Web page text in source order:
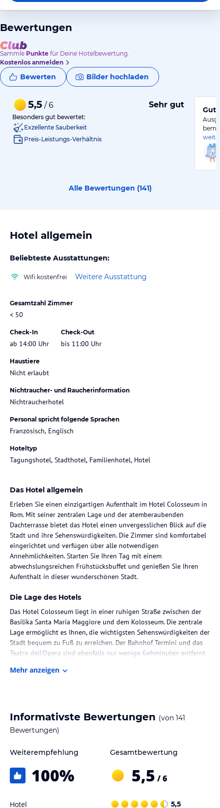
Bewertungen
Sammle Punkte für Deine Hotelbewertung.
Kostenlos anmelden
Bewerten Bilder hochladen
5,5 / 6 Sehr gut
Besonders gut bewertet:
Exzellente Sauberkeit
Preis-Leistungs-Verhältnis
Alle Bewertungen (141)
Hotel allgemein
Beliebteste Ausstattungen:
Wifi kostenfrei Weitere Ausstattung
Gesamtzahl Zimmer
< 50
Check-In
ab 14:00 Uhr
Check-Out
bis 11:00 Uhr
Haustiere
Nicht erlaubt
Nichtraucher- und Raucherinformation
Nichtraucherhotel
Personal spricht folgende Sprachen
Französisch, Englisch
Hoteltyp
Tagungshotel, Stadthotel, Familienhotel, Hotel
Das Hotel allgemein
Erleben Sie einen einzigartigen Aufenthalt im Hotel Colosseum in
Rom. Mit seiner zentralen Lage und der atemberaubenden
Dachterrasse bietet das Hotel einen unvergesslichen Blick auf die
Stadt und ihre Sehenswürdigkeiten. Die Zimmer sind komfortabel
eingerichtet und verfügen über alle notwendigen
Annehmlichkeiten. Starten Sie Ihren Tag mit einem
abwechslungsreichen Frühstücksbuffet und genießen Sie Ihren
Aufenthalt in dieser wunderschönen Stadt.
Die Lage des Hotels
Das Hotel Colosseum liegt in einer ruhigen Straße zwischen der
Basilika Santa Maria Maggiore und dem Kolosseum. Die zentrale
Lage ermöglicht es Ihnen, die wichtigsten Sehenswürdigkeiten der
Stadt bequem zu Fuß zu erreichen. Der Bahnhof Termini und das
Teatro dell'Opera sind ebenfalls nur wenige Gehminuten entfernt.
Zimmer / Unterbringung im Hotel
Bad ist mit einer Badewanne oder Dusche ausgestattet. Ein
kostenloser WLAN-Zugang steht Ihnen im gesamten Hotel zur
Das Hotel bietet ein kontinentales Frühstück in Form eines
abwechslungsreichen Buffets an. Darüber hinaus gibt es zwei Bars,
können.
Mehr anzeigen
Informativste Bewertungen (von 141
Bewertungen)
Weiterempfehlung
100%
Gesamtbewertung
5,5 / 6
Hotel 5,5